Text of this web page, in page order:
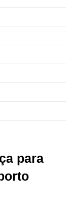
para